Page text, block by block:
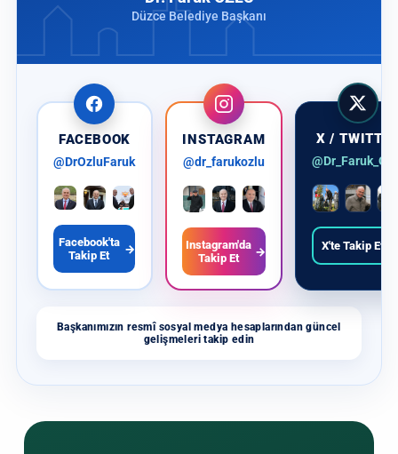
Düzce Belediye Başkanı
FACEBOOK
@DrOzluFaruk
Facebook'ta
Takip Et
→
INSTAGRAM
@dr_farukozlu
Instagram'da
Takip Et
→
X /
X'te Takip Et
Başkanımızın resmî sosyal medya hesaplarından güncel
gelişmeleri takip edin